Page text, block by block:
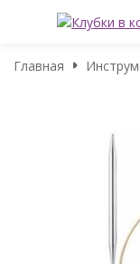
Главная